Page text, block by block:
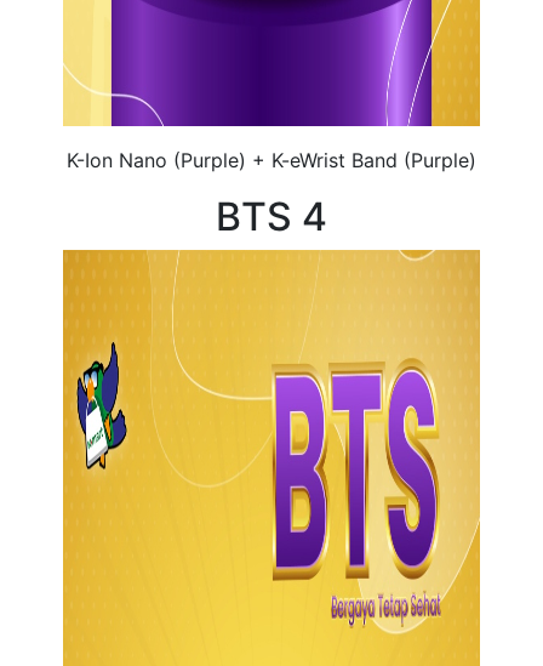
K-Ion Nano (Purple) + K-eWrist Band (Purple)
BTS 4